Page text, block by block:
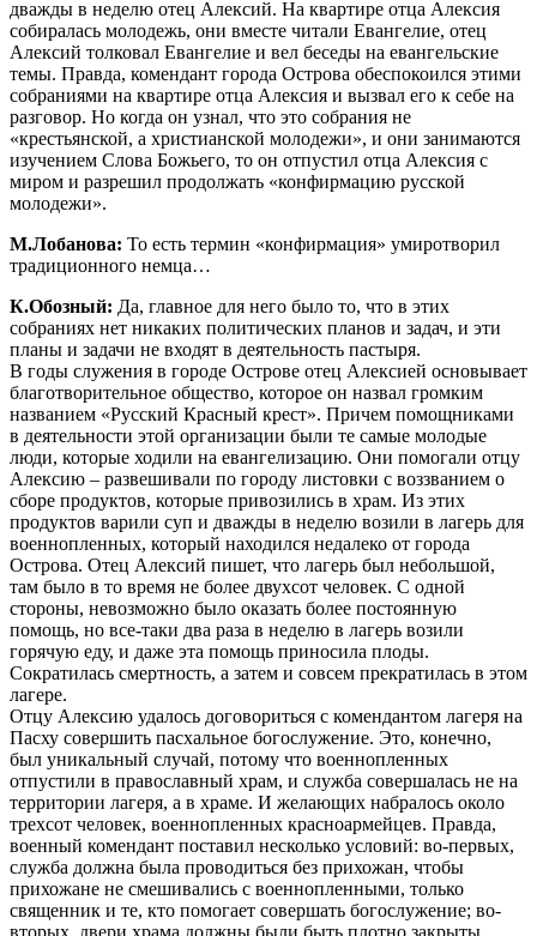
дважды в неделю отец Алексий. На квартире отца Алексия
собиралась молодежь, они вместе читали Евангелие, отец
Алексий толковал Евангелие и вел беседы на евангельские
темы. Правда, комендант города Острова обеспокоился этими
собраниями на квартире отца Алексия и вызвал его к себе на
разговор. Но когда он узнал, что это собрания не
«крестьянской, а христианской молодежи», и они занимаются
изучением Слова Божьего, то он отпустил отца Алексия с
миром и разрешил продолжать «конфирмацию русской
молодежи».
М.Лобанова: То есть термин «конфирмация» умиротворил
традиционного немца…
К.Обозный: Да, главное для него было то, что в этих
собраниях нет никаких политических планов и задач, и эти
планы и задачи не входят в деятельность пастыря.
В годы служения в городе Острове отец Алексией основывает
благотворительное общество, которое он назвал громким
названием «Русский Красный крест». Причем помощниками
в деятельности этой организации были те самые молодые
люди, которые ходили на евангелизацию. Они помогали отцу
Алексию – развешивали по городу листовки с воззванием о
сборе продуктов, которые привозились в храм. Из этих
продуктов варили суп и дважды в неделю возили в лагерь для
военнопленных, который находился недалеко от города
Острова. Отец Алексий пишет, что лагерь был небольшой,
там было в то время не более двухсот человек. С одной
стороны, невозможно было оказать более постоянную
помощь, но все-таки два раза в неделю в лагерь возили
горячую еду, и даже эта помощь приносила плоды.
Сократилась смертность, а затем и совсем прекратилась в этом
лагере.
Отцу Алексию удалось договориться с комендантом лагеря на
Пасху совершить пасхальное богослужение. Это, конечно,
был уникальный случай, потому что военнопленных
отпустили в православный храм, и служба совершалась не на
территории лагеря, а в храме. И желающих набралось около
трехсот человек, военнопленных красноармейцев. Правда,
военный комендант поставил несколько условий: во-первых,
служба должна была проводиться без прихожан, чтобы
прихожане не смешивались с военнопленными, только
священник и те, кто помогает совершать богослужение; во-
вторых, двери храма должны были быть плотно закрыты